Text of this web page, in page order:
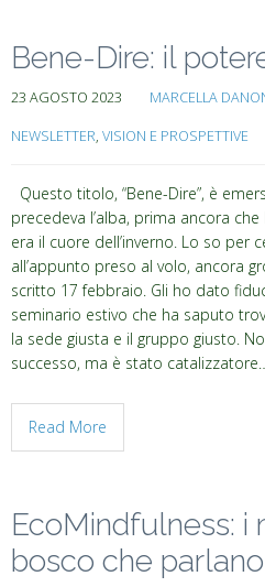
Bene-Dire: il
23 AGOSTO 2023 MARCELLA
NEWSLETTER, VISION E PROSPETTIVE
Questo titolo, “Bene-Dire”, è
precedeva l’alba, prima ancora
era il cuore dell’inverno. Lo so per
all’appunto preso al volo, ancora
scritto 17 febbraio. Gli ho dato
seminario estivo che ha saputo
la sede giusta e il gruppo giusto.
successo, ma è stato
Read More
EcoMindfulness: i
bosco che parlano